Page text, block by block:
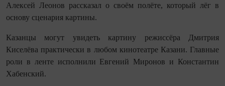
Алексей Леонов рассказал о своём полёте, который лёг в
основу сценария картины.
Казанцы могут увидеть картину режиссёра Дмитрия
Киселёва практически в любом кинотеатре Казани. Главные
роли в ленте исполнили Евгений Миронов и Константин
Хабенский.